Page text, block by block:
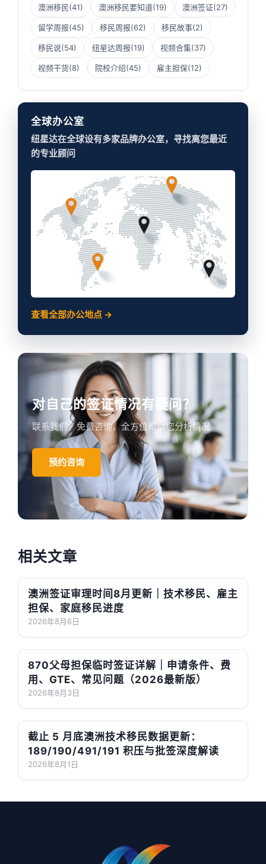
澳洲移民(41) 澳洲移民要知道(19) 澳洲签证(27)
留学周报(45) 移民周报(62) 移民故事(2)
移民说(54) 纽星达周报(19) 视频合集(37)
视频干货(8) 院校介绍(45) 雇主担保(12)
全球办公室
纽星达在全球设有多家品牌办公室，寻找离您最近
的专业顾问
查看全部办公地点 →
对自己的签证情况有疑问？
联系我们，免费咨询，全方位帮助您分析情况
预约咨询
相关文章
澳洲签证审理时间8月更新｜技术移民、雇主
担保、家庭移民进度
2026年8月6日
870父母担保临时签证详解｜申请条件、费
用、GTE、常见问题（2026最新版）
2026年8月3日
截止 5 月底澳洲技术移民数据更新：
189/190/491/191 积压与批签深度解读
2026年8月1日